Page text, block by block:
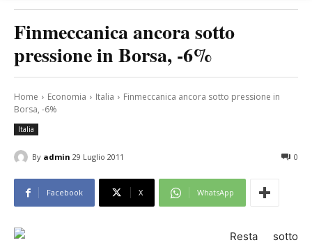
Finmeccanica ancora sotto
pressione in Borsa, -6%
Home Economia Italia
Finmeccanica ancora sotto pressione in
Borsa, -6%
Italia
By admin 29 Luglio 2011 0
Facebook X WhatsApp
Resta sotto